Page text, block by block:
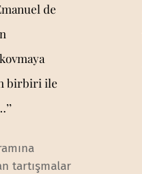
de
birbiri ile
tartışmalar